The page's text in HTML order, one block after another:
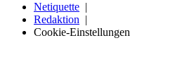
Netiquette
Redaktion
Cookie-Einstellungen